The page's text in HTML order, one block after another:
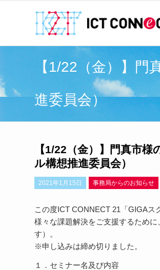
【1/22（金）】
進委員会）
【1/22（金）】門真市
ル構想推進委員会）
2021年1月15日 事務局からのお知らせ
この度ICT CONNECT 21「GIGA
様々な課題解決をご支援するため
す）。
※申し込みは締め切りました。
１．セミナー名及び内容